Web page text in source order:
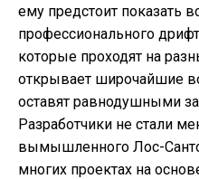
ему предстоит показать
профессионального
которые проходят на
открывает широчайшие
оставят равнодушными
Разработчики не стали
вымышленного Лос-
многих проектах на